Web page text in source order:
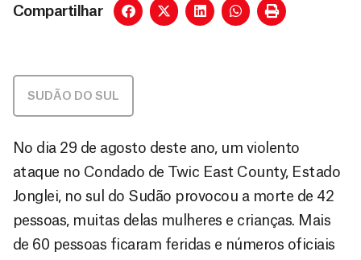
Compartilhar
SUDÃO DO SUL
No dia 29 de agosto deste ano, um violento
ataque no Condado de Twic East County, Estado
Jonglei, no sul do Sudão provocou a morte de 42
pessoas, muitas delas mulheres e crianças. Mais
de 60 pessoas ficaram feridas e números oficiais